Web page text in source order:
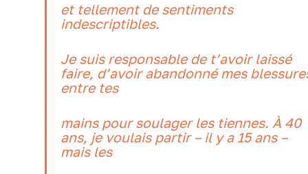
et tellement de sentiments
indescriptibles.
Je suis responsable de t’avoir laissé
faire, d’avoir abandonné mes
entre tes
mains pour soulager les tiennes. À 40
ans, je voulais partir – il y a 15 ans –
mais les